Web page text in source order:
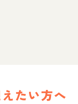
たい方へ